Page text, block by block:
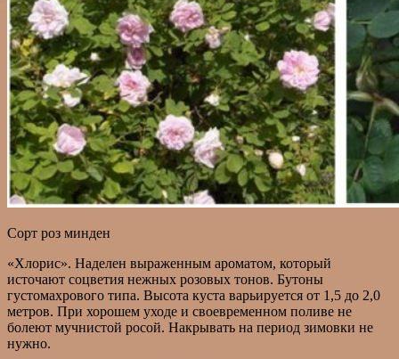
Сорт роз минден
«Хлорис». Наделен выраженным ароматом, который
источают соцветия нежных розовых тонов. Бутоны
густомахрового типа. Высота куста варьируется от 1,5 до 2,0
метров. При хорошем уходе и своевременном поливе не
болеют мучнистой росой. Накрывать на период зимовки не
нужно.